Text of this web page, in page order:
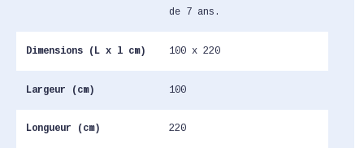
de 7 ans.
Dimensions (L x l cm) 100 x 220
Largeur (cm) 100
Longueur (cm) 220